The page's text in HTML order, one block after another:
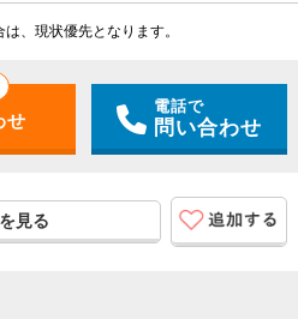
、現状優先となります。
電話で
問い合わせ
見る